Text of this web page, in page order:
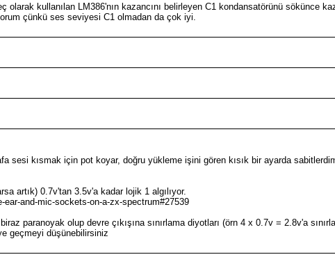
kullanılan LM386'nın kazancını belirleyen C1 kondansatörünü sökünce
çünkü ses seviyesi C1 olmadan da çok iyi.
sesi kısmak için pot koyar, doğru yükleme işini gören kısık bir ayarda
artık) 0.7v'tan 3.5v'a kadar lojik 1 algılıyor.
and-mic-sockets-on-a-zx-spectrum#27539
paranoyak olup devre çıkışına sınırlama diyotları (örn 4 x 0.7v = 2.8v'a
geçmeyi düşünebilirsiniz